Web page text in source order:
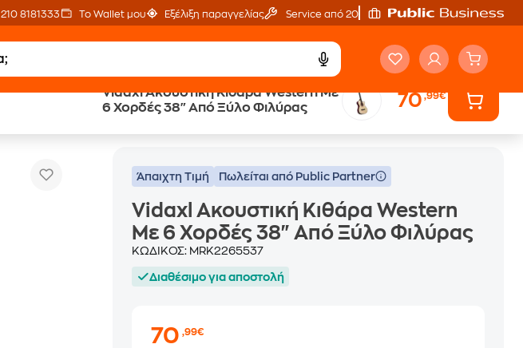
210 8181333 Το Wallet μου Εξέλιξη παραγγελίας Service από 20'
Vidaxl Ακουστική Κιθάρα Western Με
6 Χορδές 38" Από Ξύλο Φιλύρας
70,99€
Vidaxl Ακουστική Κιθάρα Western Με 6 Χορδές 38" Από Ξύλο Φιλύρας
Άπαιχτη Τιμή Πωλείται από Public Partner
Vidaxl Ακουστική Κιθάρα Western
Με 6 Χορδές 38" Από Ξύλο Φιλύρας
ΚΩΔΙΚΟΣ: MRK2265537
Διαθέσιμο για αποστολή
70,99€